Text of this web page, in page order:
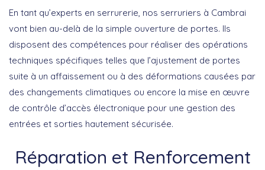
En tant qu’experts en serrurerie, nos serruriers à Cambrai
vont bien au-delà de la simple ouverture de portes. Ils
disposent des compétences pour réaliser des opérations
techniques spécifiques telles que l’ajustement de portes
suite à un affaissement ou à des déformations causées par
des changements climatiques ou encore la mise en œuvre
de contrôle d’accès électronique pour une gestion des
entrées et sorties hautement sécurisée.
Réparation et Renforcement